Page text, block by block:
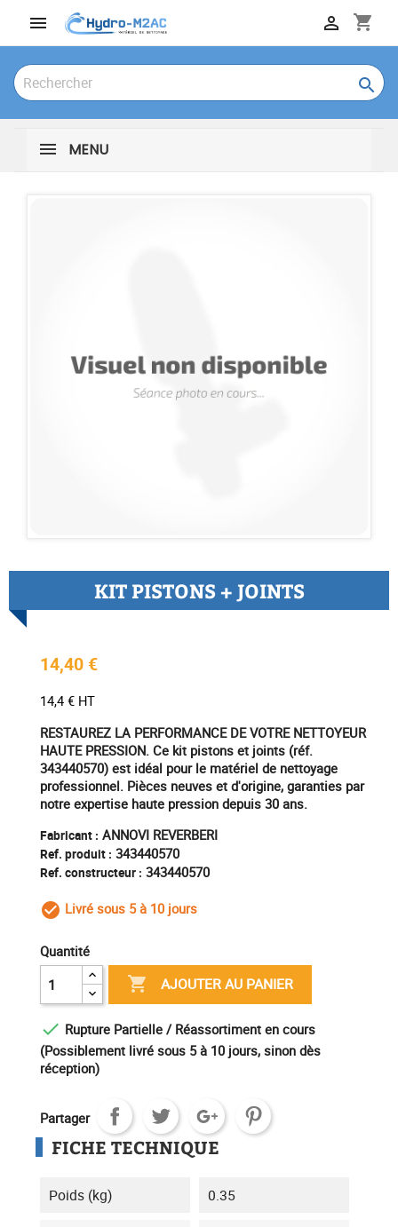
 shopping_cart


MENU
KIT PISTONS + JOINTS
14,40 €
14,4 € HT
RESTAUREZ LA PERFORMANCE DE VOTRE NETTOYEUR
HAUTE PRESSION. Ce kit pistons et joints (réf.
343440570) est idéal pour le matériel de nettoyage
professionnel. Pièces neuves et d'origine, garanties par
notre expertise haute pression depuis 30 ans.
Fabricant : ANNOVI REVERBERI
Ref. produit : 343440570
Ref. constructeur : 343440570
check_circle_outline
Livré sous 5 à 10 jours
Quantité
 AJOUTER AU PANIER
 Rupture Partielle / Réassortiment en cours
(Possiblement livré sous 5 à 10 jours, sinon dès
réception)
Partager
FICHE TECHNIQUE
Poids (kg) 0.35